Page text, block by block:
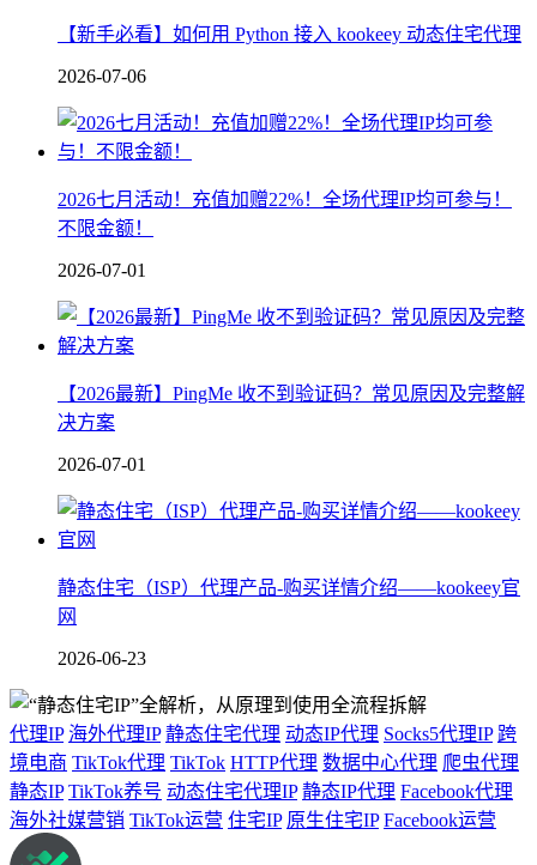
【新手必看】如何用 Python 接入 kookeey 动态住宅代理
2026-07-06
2026七月活动！充值加赠22%！全场代理IP均可参与！
不限金额！
2026-07-01
【2026最新】PingMe 收不到验证码？常见原因及完整解
决方案
2026-07-01
静态住宅（ISP）代理产品-购买详情介绍——kookeey官
网
2026-06-23
代理IP 海外代理IP 静态住宅代理 动态IP代理 Socks5代理IP 跨
境电商 TikTok代理 TikTok HTTP代理 数据中心代理 爬虫代理
静态IP TikTok养号 动态住宅代理IP 静态IP代理 Facebook代理
海外社媒营销 TikTok运营 住宅IP 原生住宅IP Facebook运营